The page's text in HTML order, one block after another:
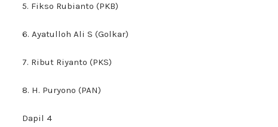
5. Fikso Rubianto (PKB)
6. Ayatulloh Ali S (Golkar)
7. Ribut Riyanto (PKS)
8. H. Puryono (PAN)
Dapil 4